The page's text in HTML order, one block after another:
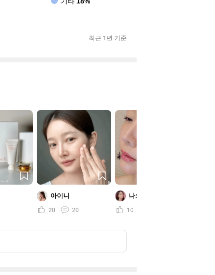
최근 1년 기준
아이니
20 20
나으리
10